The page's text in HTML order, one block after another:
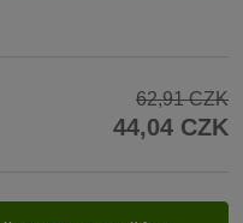
62,91 CZK
44,04 CZK